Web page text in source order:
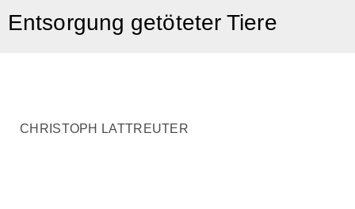
Entsorgung getöteter Tiere
CHRISTOPH LATTREUTER